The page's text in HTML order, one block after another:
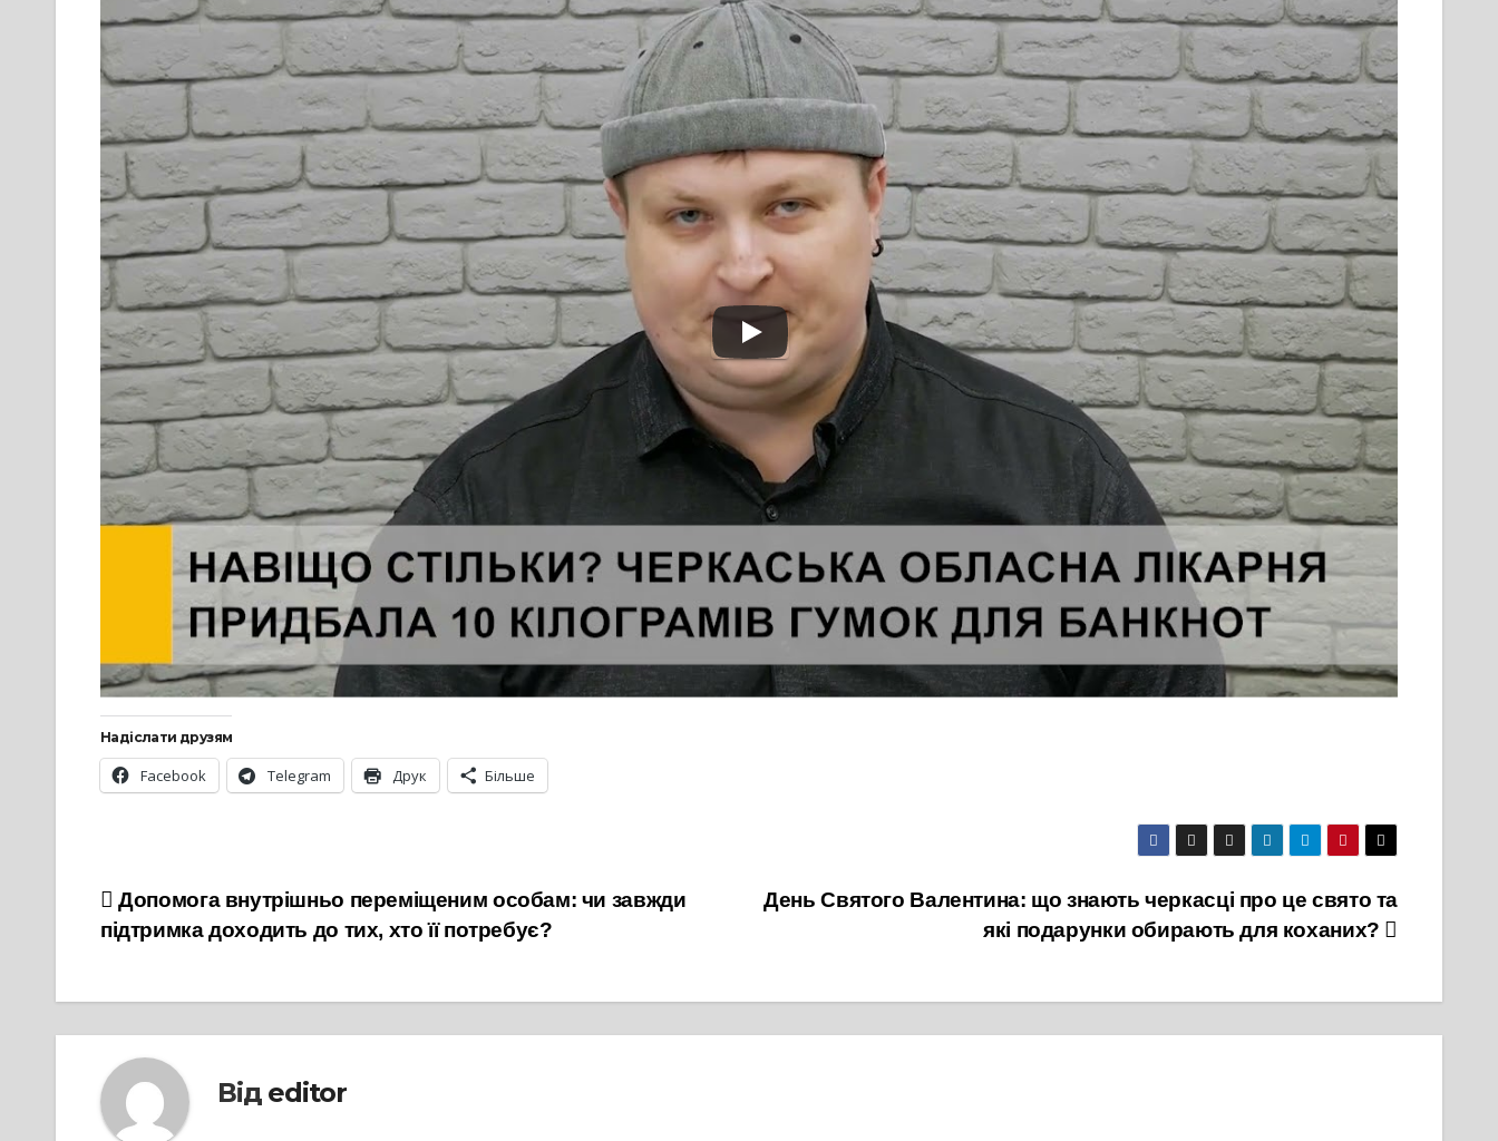
Надіслати друзям
Facebook Telegram Друк Більше
Навігація
записів
День Святого Валентина: що знають черкасці про це свято та
які подарунки обирають для коханих?
Допомога внутрішньо переміщеним особам: чи завжди
підтримка доходить до тих, хто її потребує?
Від editor